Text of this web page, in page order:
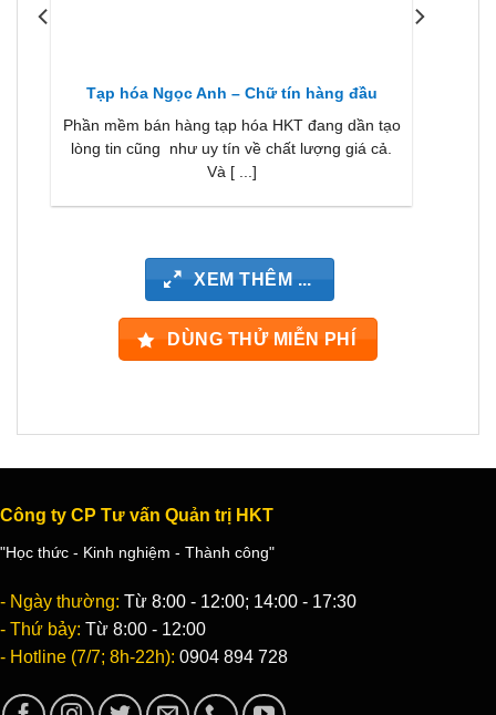
Tạp hóa Ngọc Anh – Chữ tín hàng đầu
Phần mềm bán hàng tạp hóa HKT đang dần tạo
lòng tin cũng như uy tín về chất lượng giá cả.
Và [ ...]
XEM THÊM ...
DÙNG THỬ MIỄN PHÍ
Công ty CP Tư vấn Quản trị HKT
"Học thức - Kinh nghiệm - Thành công"
- Ngày thường: Từ 8:00 - 12:00; 14:00 - 17:30
- Thứ bảy: Từ 8:00 - 12:00
- Hotline (7/7; 8h-22h): 0904 894 728